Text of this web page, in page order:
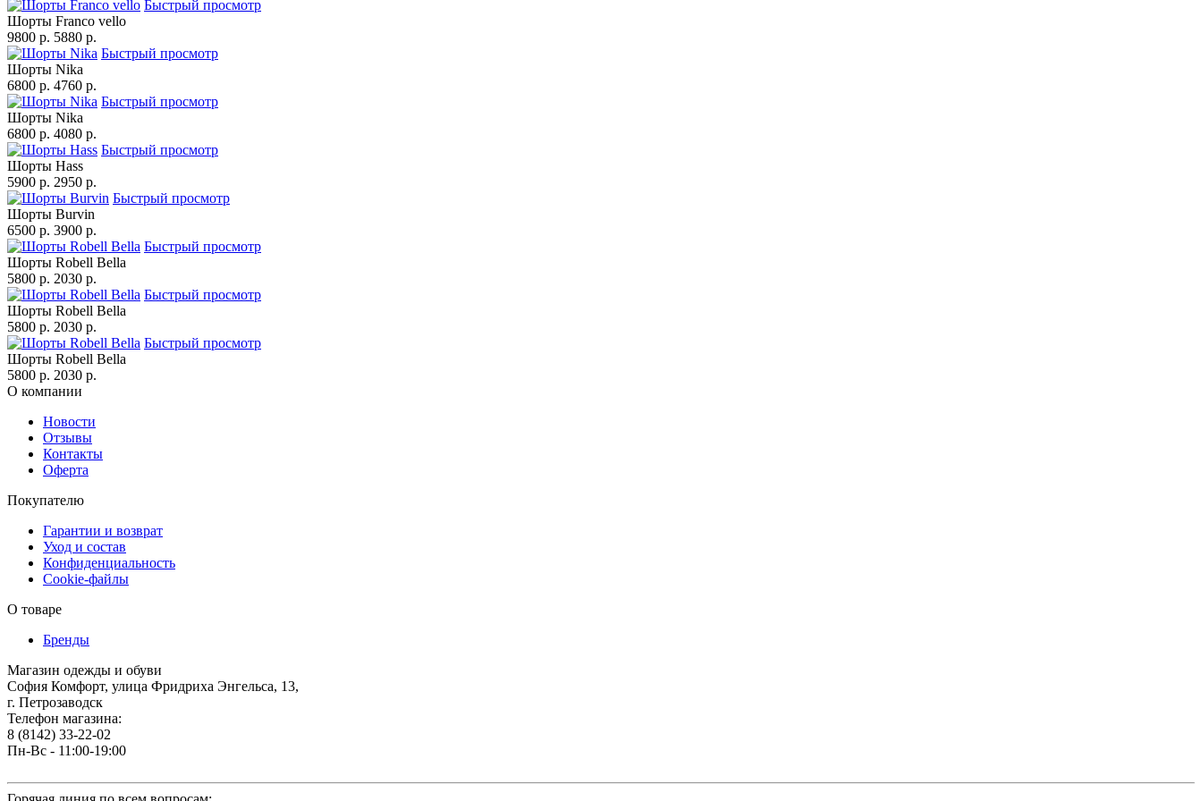
Быстрый просмотр
Шорты Franco vello
9800 p. 5880 p.
Быстрый просмотр
Шорты Nika
6800 p. 4760 p.
Быстрый просмотр
Шорты Nika
6800 p. 4080 p.
Быстрый просмотр
Шорты Hass
5900 p. 2950 p.
Быстрый просмотр
Шорты Burvin
6500 p. 3900 p.
Быстрый просмотр
Шорты Robell Bella
5800 p. 2030 p.
Быстрый просмотр
Шорты Robell Bella
5800 p. 2030 p.
Быстрый просмотр
Шорты Robell Bella
5800 p. 2030 p.
О компании
Новости
Отзывы
Контакты
Оферта
Покупателю
Гарантии и возврат
Уход и состав
Конфиденциальность
Cookie-файлы
О товаре
Бренды
Магазин одежды и обуви
София Комфорт, улица Фридриха Энгельса, 13,
г. Петрозаводск
Телефон магазина:
8 (8142) 33-22-02
Пн-Вс - 11:00-19:00